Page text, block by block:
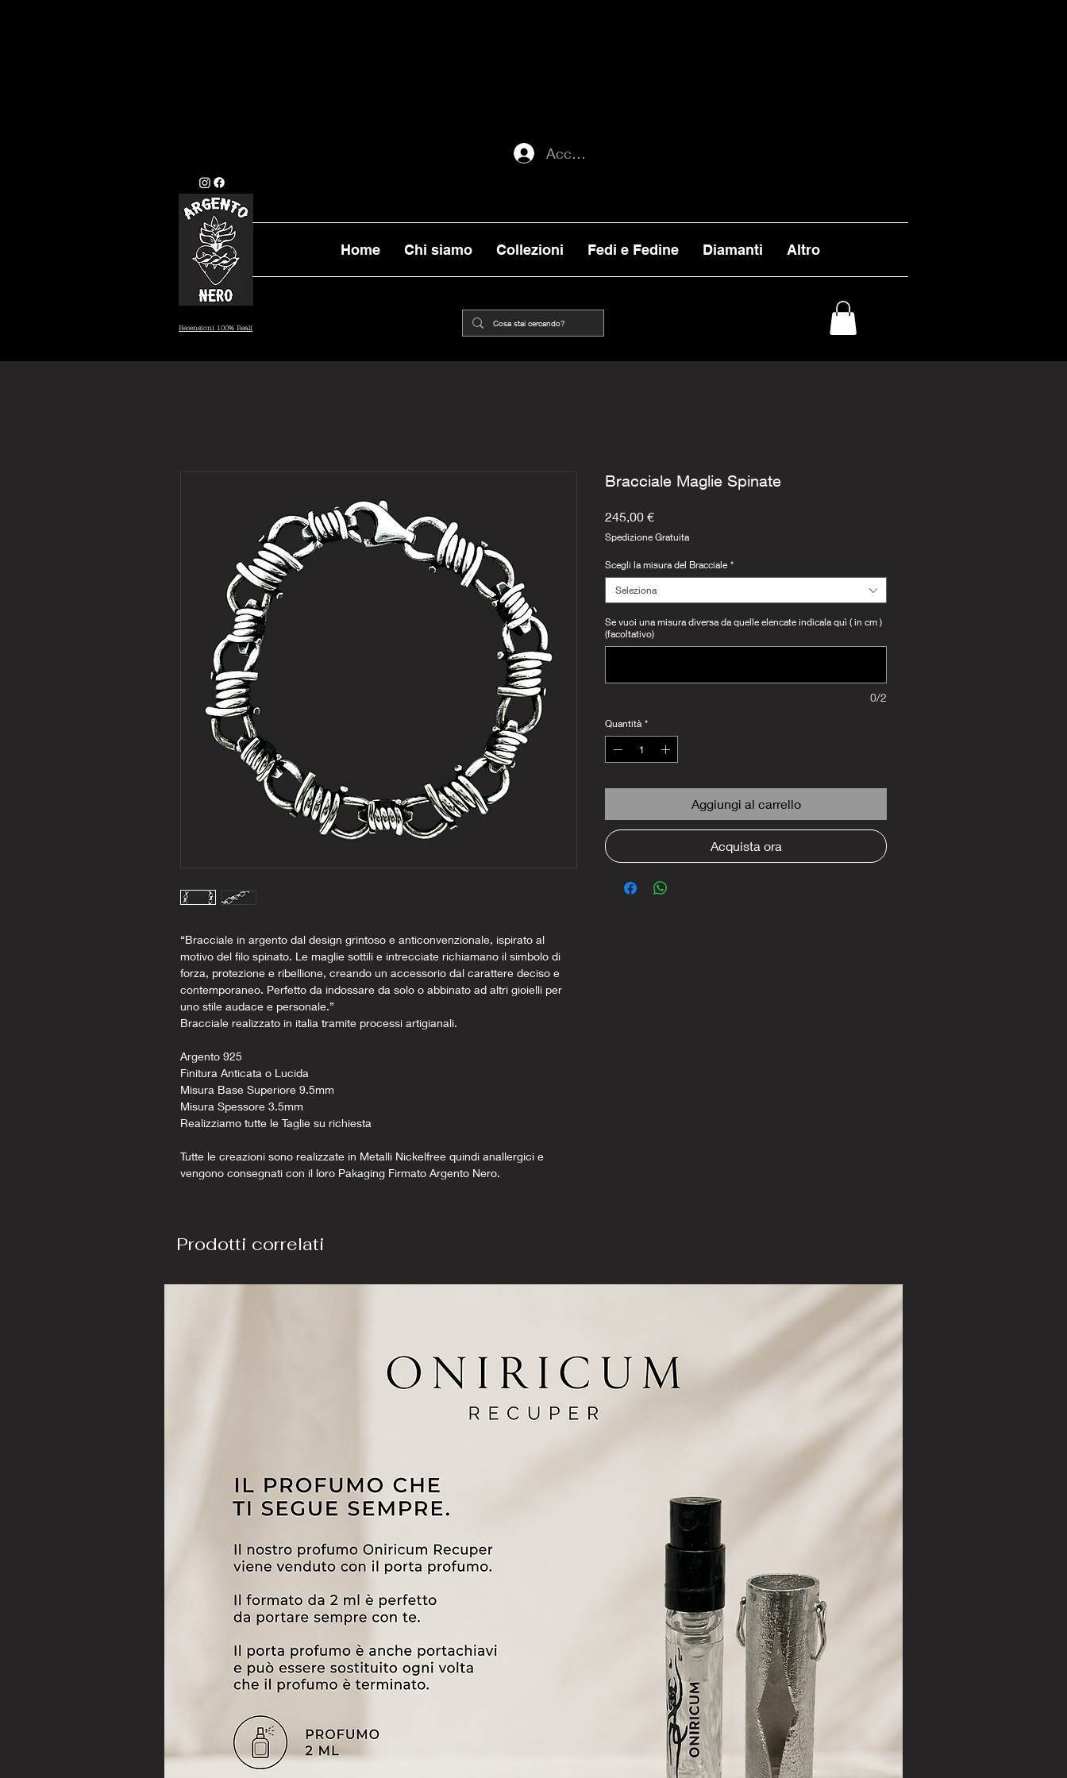
Accedi
Home Chi siamo Collezioni Fedi e Fedine Diamanti Altro
Recensioni 100% Reali
“Bracciale in argento dal design grintoso e anticonvenzionale, ispirato al
motivo del filo spinato. Le maglie sottili e intrecciate richiamano il simbolo di
forza, protezione e ribellione, creando un accessorio dal carattere deciso e
contemporaneo. Perfetto da indossare da solo o abbinato ad altri gioielli per
uno stile audace e personale.”
Bracciale realizzato in italia tramite processi artigianali.
Argento 925
Finitura Anticata o Lucida
Misura Base Superiore 9.5mm
Misura Spessore 3.5mm
Realizziamo tutte le Taglie su richiesta
Tutte le creazioni sono realizzate in Metalli Nickelfree quindi anallergici e
vengono consegnati con il loro Pakaging Firmato Argento Nero.
Bracciale Maglie Spinate
245,00 €Prezzo
Spedizione Gratuita
Scegli la misura del Bracciale *
Seleziona
Se vuoi una misura diversa da quelle elencate indicala quì ( in cm )
(facoltativo)
0/2
Quantità *
Aggiungi al carrello
Acquista ora
Prodotti correlati